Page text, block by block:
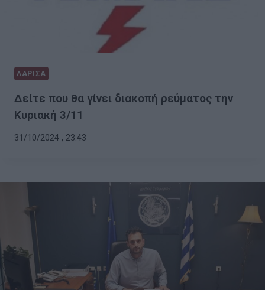
ΛΑΡΙΣΑ
Δείτε που θα γίνει διακοπή ρεύματος την
Κυριακή 3/11
31/10/2024 , 23:43